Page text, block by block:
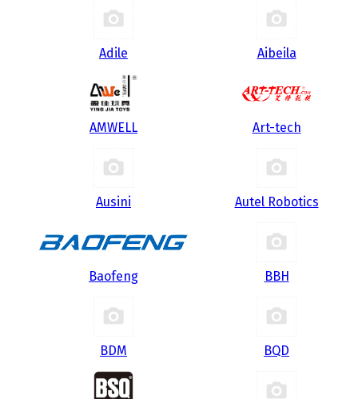
Adile Aibeila
AMWELL Art-tech
Ausini Autel Robotics
Baofeng BBH
BDM BQD